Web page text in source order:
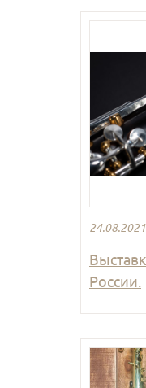
24.08.2021
России.